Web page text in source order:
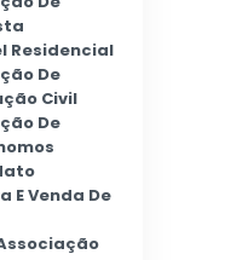
Residencial
De
Civil
De
E Venda De